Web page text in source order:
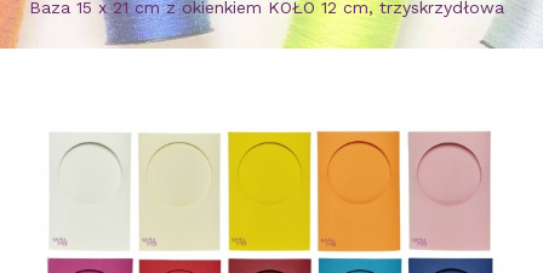
Baza 15 x 21 cm z okienkiem KOŁO 12 cm, trzyskrzydłowa